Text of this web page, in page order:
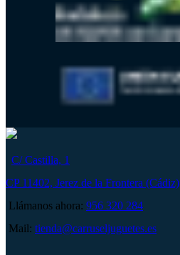
C/ Castilla, 1
CP 11402, Jerez de la Frontera (Cádiz)
Llámanos ahora: 956 320 284
Mail: tienda@carruseljuguetes.es